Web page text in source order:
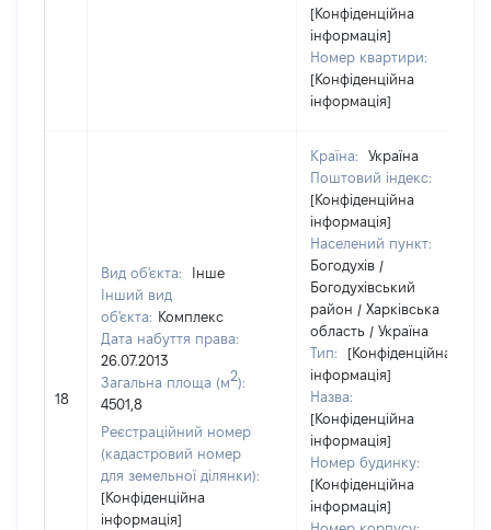
[Конфіденційна
інформація]
Номер квартири:
[Конфіденційна
інформація]
18
Вид об'єкта:
Інше
Інший вид
об'єкта: Комплекс
Дата набуття права:
26.07.2013
Загальна площа (м2):
4501,8
Реєстраційний номер
(кадастровий номер
для земельної ділянки):
[Конфіденційна
інформація]
Країна:
Україна
Поштовий індекс:
[Конфіденційна
інформація]
Населений пункт:
Богодухів /
Богодухівський
район / Харківська
область / Україна
Тип:
[Конфіденційна
інформація]
Назва:
[Конфіденційна
інформація]
Номер будинку:
[Конфіденційна
інформація]